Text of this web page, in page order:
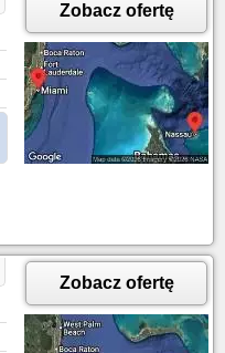
Zobacz ofertę
Zobacz ofertę